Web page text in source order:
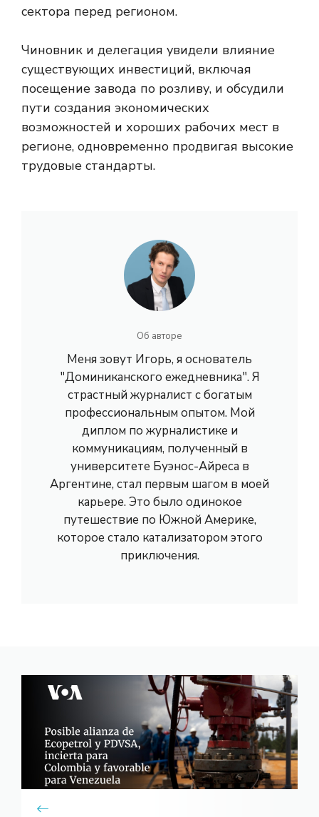
сектора перед регионом.
Чиновник и делегация увидели влияние
существующих инвестиций, включая
посещение завода по розливу, и обсудили
пути создания экономических
возможностей и хороших рабочих мест в
регионе, одновременно продвигая высокие
трудовые стандарты.
Об авторе
Меня зовут Игорь, я основатель
"Доминиканского ежедневника". Я
страстный журналист с богатым
профессиональным опытом. Мой
диплом по журналистике и
коммуникациям, полученный в
университете Буэнос-Айреса в
Аргентине, стал первым шагом в моей
карьере. Это было одинокое
путешествие по Южной Америке,
которое стало катализатором этого
приключения.